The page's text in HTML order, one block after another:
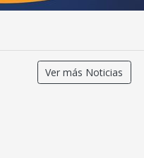
Ver más Noticias